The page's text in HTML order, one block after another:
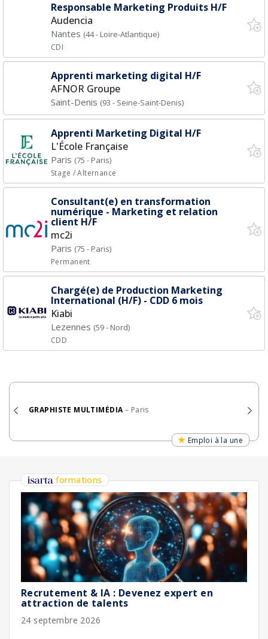
Responsable Marketing Produits H/F
Audencia
Nantes (44 - Loire-Atlantique)
CDI
Apprenti marketing digital H/F
AFNOR Groupe
Saint-Denis (93 - Seine-Saint-Denis)
Apprenti Marketing Digital H/F
L'École Française
Paris (75 - Paris)
Stage / Alternance
Consultant(e) en transformation
numérique - Marketing et relation
client H/F
mc2i
Paris (75 - Paris)
Permanent
Chargé(e) de Production Marketing
International (H/F) - CDD 6 mois
Kiabi
Lezennes (59 - Nord)
CDD
GRAPHISTE MULTIMÉDIA– Paris
Emploi à la une
formations
Recrutement & IA : Devenez expert en
attraction de talents
24 septembre 2026